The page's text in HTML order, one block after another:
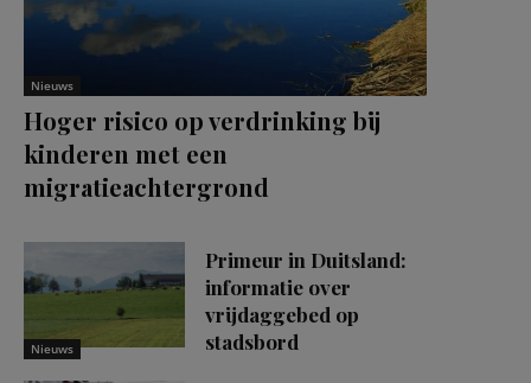
Nieuws
Hoger risico op verdrinking bij
kinderen met een
migratieachtergrond
Nieuws
Primeur in Duitsland:
informatie over
vrijdaggebed op
stadsbord